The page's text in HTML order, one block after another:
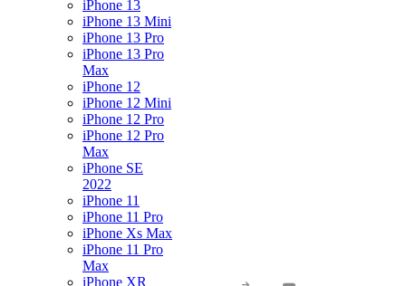
iPhone 13
iPhone 13 Mini
iPhone 13 Pro
iPhone 13 Pro
Max
iPhone 12
iPhone 12 Mini
iPhone 12 Pro
iPhone 12 Pro
Max
iPhone SE
2022
iPhone 11
iPhone 11 Pro
iPhone Xs Max
iPhone 11 Pro
Max
iPhone XR